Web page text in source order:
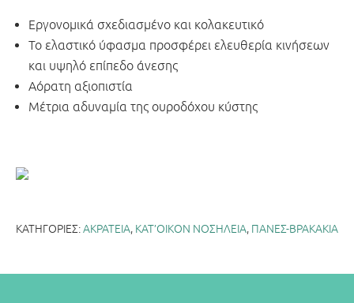
Εργονομικά σχεδιασμένο και κολακευτικό
Το ελαστικό ύφασμα προσφέρει ελευθερία κινήσεων
και υψηλό επίπεδο άνεσης
Αόρατη αξιοπιστία
Μέτρια αδυναμία της ουροδόχου κύστης
ΚΑΤΗΓΟΡΊΕΣ:ΑΚΡΑΤΕΙΑ, ΚΑΤ’ΟΙΚΟΝ ΝΟΣΗΛΕΙΑ, ΠΑΝΕΣ-ΒΡΑΚΑΚΙΑ